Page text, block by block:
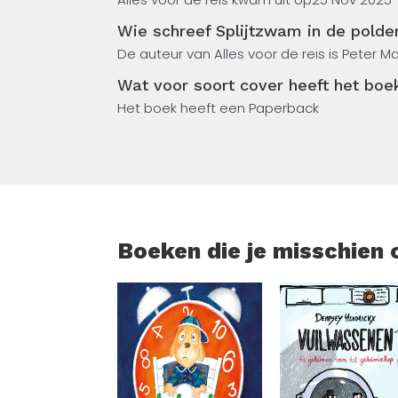
hoe deze kwestie verankerd raakte in
onderwerpen van onze buitenlandse
Peter Malcontent is als universitair docent
Betrekkingen (GIB) van het Departement
is een vooraanstaand wetenschapper
Wie schreef Splijtzwam in de
De auteur van Alles voor de reis is Peter
Wat voor soort cover heeft het
Het boek heeft een Paperback
Boeken die je misschien